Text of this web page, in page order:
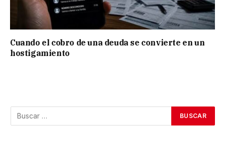
Cuando el cobro de una deuda se convierte en un
hostigamiento